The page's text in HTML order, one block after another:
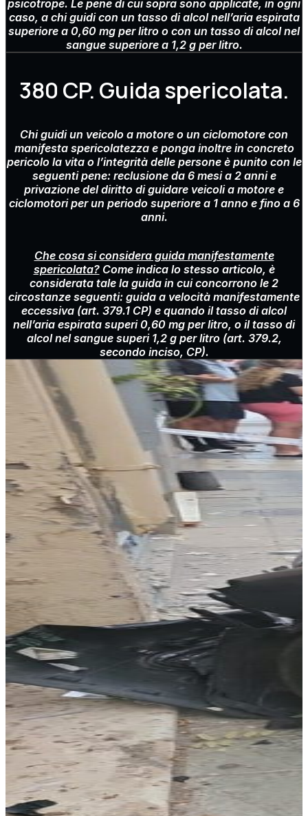
psicotrope. Le pene di cui sopra sono applicate, in ogni
caso, a chi guidi con un tasso di alcol nell’aria espirata
superiore a 0,60 mg per litro o con un tasso di alcol nel
sangue superiore a 1,2 g per litro.
380 CP. Guida spericolata.
Chi guidi un veicolo a motore o un ciclomotore con
manifesta spericolatezza e ponga inoltre in concreto
pericolo la vita o l’integrità delle persone è punito con le
seguenti pene: reclusione da 6 mesi a 2 anni e
privazione del diritto di guidare veicoli a motore e
ciclomotori per un periodo superiore a 1 anno e fino a 6
anni.
Che cosa si considera guida manifestamente
spericolata?Come indica lo stesso articolo, è
considerata tale la guida in cui concorrono le 2
circostanze seguenti: guida a velocità manifestamente
eccessiva (art. 379.1 CP) e quando il tasso di alcol
nell’aria espirata superi 0,60 mg per litro, o il tasso di
alcol nel sangue superi 1,2 g per litro (art. 379.2,
secondo inciso, CP).